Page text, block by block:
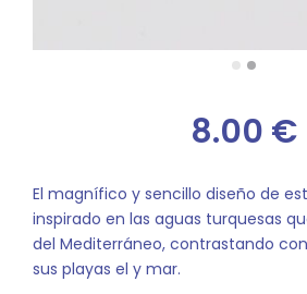
8.00 €
El magnífico y sencillo diseño de
inspirado en las aguas turquesas
del Mediterráneo, contrastando
sus playas el y mar.